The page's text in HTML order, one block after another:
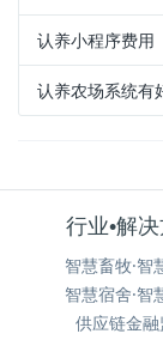
认养小程序费用
认养农场系统有
行业•解
智慧畜牧·智
智慧宿舍·智
供应链金融